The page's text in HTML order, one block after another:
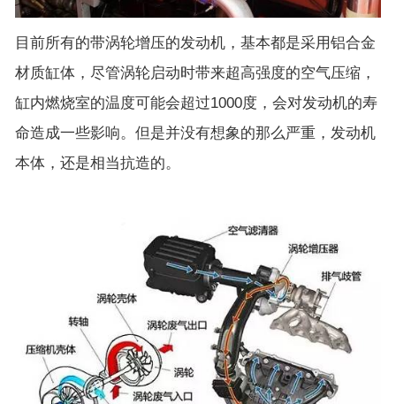
目前所有的带涡轮增压的发动机，基本都是采用铝合金
材质缸体，尽管涡轮启动时带来超高强度的空气压缩，
缸内燃烧室的温度可能会超过1000度，会对发动机的寿
命造成一些影响。但是并没有想象的那么严重，发动机
本体，还是相当抗造的。